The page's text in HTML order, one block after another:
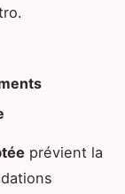
prévient la